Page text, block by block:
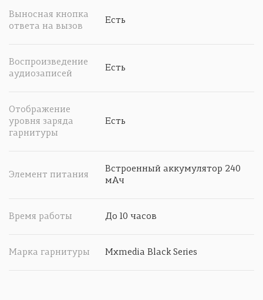
Выносная кнопка
ответа на вызов
Есть
Воспроизведение
аудиозаписей
Есть
Отображение
уровня заряда
гарнитуры
Есть
Элемент питания
Встроенный аккумулятор 240
мАч
Время работы До 10 часов
Марка гарнитуры Mxmedia Black Series